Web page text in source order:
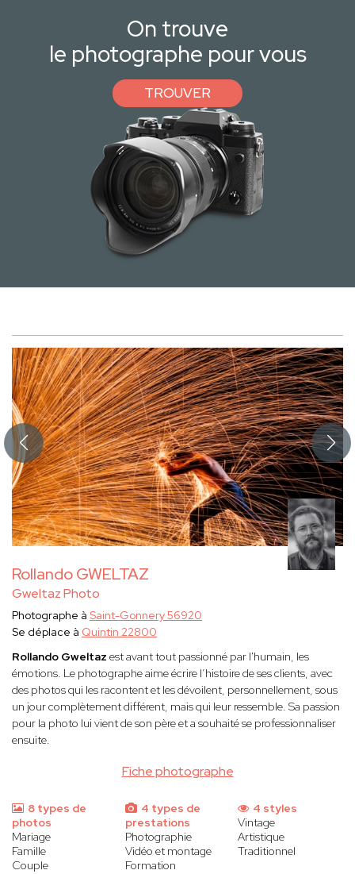
On trouve
le photographe pour vous
TROUVER
Rollando GWELTAZ
Gweltaz Photo
Fiche photographe
Photographe à Saint-Gonnery 56920
Se déplace à Quintin 22800
Rollando Gweltaz est avant tout passionné par l'humain, les
émotions. Le photographe aime écrire l’histoire de ses clients, avec
des photos qui les racontent et les dévoilent, personnellement, sous
un jour complètement différent, mais qui leur ressemble. Sa passion
pour la photo lui vient de son père et a souhaité se professionnaliser
ensuite.
8 types de
photos
Mariage
Famille
Couple
4 types de
prestations
Photographie
Vidéo et montage
Formation
4 styles
Vintage
Artistique
Traditionnel